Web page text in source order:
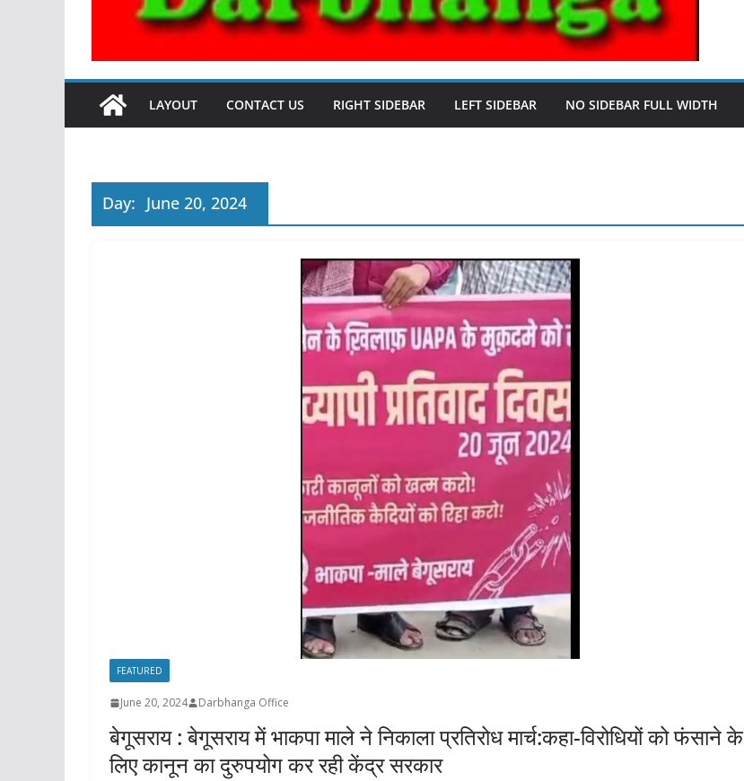
LAYOUT CONTACT US RIGHT SIDEBAR LEFT SIDEBAR NO SIDEBAR FULL WIDTH
Day: June 20, 2024
FEATURED
June 20, 2024 Darbhanga Office
बेगूसराय : बेगूसराय में भाकपा माले ने निकाला प्रतिरोध मार्च:कहा-विरोधियों को फंसाने के
लिए कानून का दुरुपयोग कर रही केंद्र सरकार